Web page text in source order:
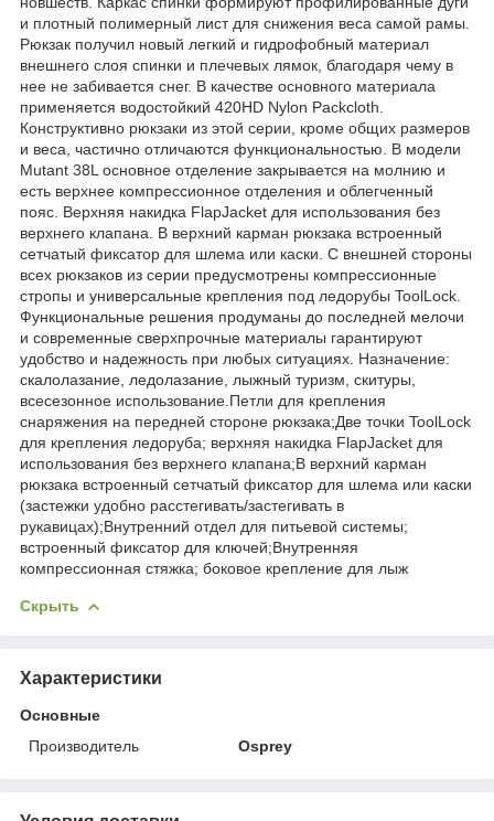
и плотный полимерный лист для снижения веса самой рамы.
Рюкзак получил новый легкий и гидрофобный материал
внешнего слоя спинки и плечевых лямок, благодаря чему в
нее не забивается снег. В качестве основного материала
применяется водостойкий 420HD Nylon Packcloth.
Конструктивно рюкзаки из этой серии, кроме общих размеров
и веса, частично отличаются функциональностью. В модели
Mutant 38L основное отделение закрывается на молнию и
есть верхнее компрессионное отделения и облегченный
пояс. Верхняя накидка FlapJacket для использования без
верхнего клапана. В верхний карман рюкзака встроенный
сетчатый фиксатор для шлема или каски. С внешней стороны
всех рюкзаков из серии предусмотрены компрессионные
стропы и универсальные крепления под ледорубы ToolLock.
Функциональные решения продуманы до последней мелочи
и современные сверхпрочные материалы гарантируют
удобство и надежность при любых ситуациях. Назначение:
скалолазание, ледолазание, лыжный туризм, скитуры,
всесезонное использование.Петли для крепления
снаряжения на передней cтороне рюкзака;Две точки ToolLock
для крепления ледоруба; верхняя накидка FlapJacket для
использования без верхнего клапана;В верхний карман
рюкзака встроенный сетчатый фиксатор для шлема или каски
(застежки удобно расстегивать/застегивать в
рукавицах);Внутренний отдел для питьевой системы;
встроенный фиксатор для ключей;Внутренняя
компрессионная стяжка; боковое крепление для лыж
Скрыть
Характеристики
Основные
Производитель
Osprey